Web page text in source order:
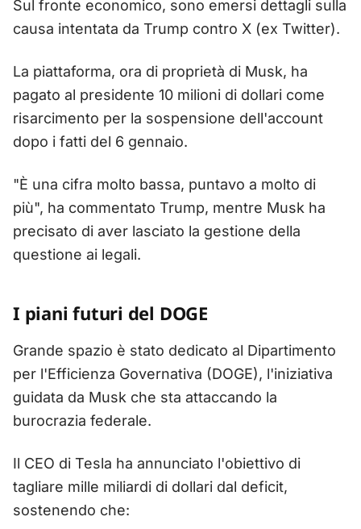
Sul fronte economico, sono emersi dettagli sulla
causa intentata da Trump contro X (ex Twitter).
La piattaforma, ora di proprietà di Musk, ha
pagato al presidente 10 milioni di dollari come
risarcimento per la sospensione dell'account
dopo i fatti del 6 gennaio.
"È una cifra molto bassa, puntavo a molto di
più", ha commentato Trump, mentre Musk ha
precisato di aver lasciato la gestione della
questione ai legali.
I piani futuri del DOGE
Grande spazio è stato dedicato al Dipartimento
per l'Efficienza Governativa (DOGE), l'iniziativa
guidata da Musk che sta attaccando la
burocrazia federale.
Il CEO di Tesla ha annunciato l'obiettivo di
tagliare mille miliardi di dollari dal deficit,
sostenendo che: